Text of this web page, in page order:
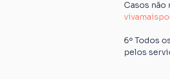
Casos não
6º Todos
pelos